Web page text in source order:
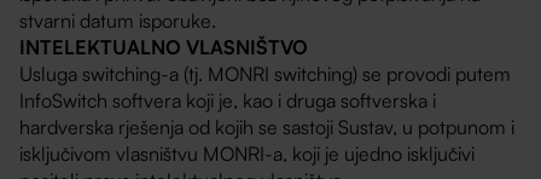
stvarni datum isporuke.
INTELEKTUALNO VLASNIŠTVO
Usluga switching-a (tj. MONRI switching) se provodi putem
InfoSwitch softvera koji je, kao i druga softverska i
hardverska rješenja od kojih se sastoji Sustav, u potpunom i
isključivom vlasništvu MONRI-a, koji je ujedno isključivi